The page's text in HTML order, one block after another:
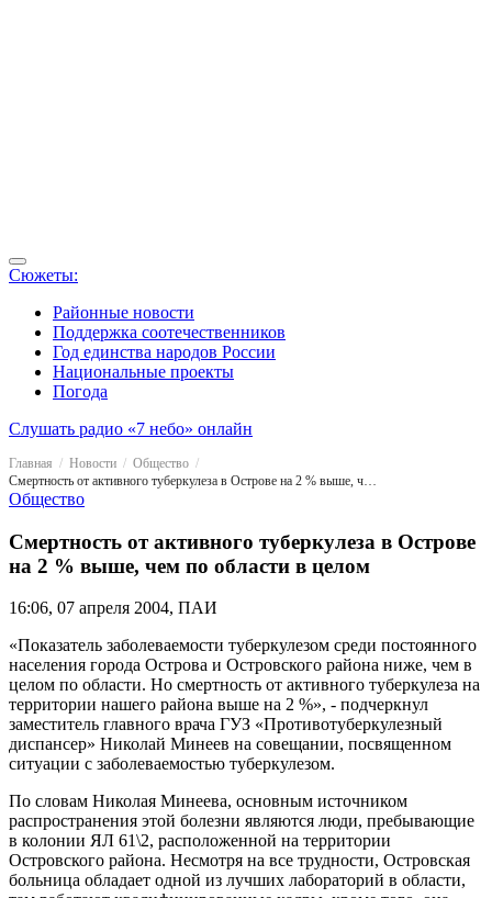
Сюжеты:
Районные новости
Поддержка соотечественников
Год единства народов России
Национальные проекты
Погода
Слушать радио «7 небо» онлайн
Главная Новости
Общество
Смертность от активного туберкулеза в Острове на 2 % выше, чем по области в целом
Общество
Смертность от активного туберкулеза в Острове
на 2 % выше, чем по области в целом
16:06, 07 апреля 2004, ПАИ
«Показатель заболеваемости туберкулезом среди постоянного
населения города Острова и Островского района ниже, чем в
целом по области. Но смертность от активного туберкулеза на
территории нашего района выше на 2 %», - подчеркнул
заместитель главного врача ГУЗ «Противотуберкулезный
диспансер» Николай Минеев на совещании, посвященном
ситуации с заболеваемостью туберкулезом.
По словам Николая Минеева, основным источником
распространения этой болезни являются люди, пребывающие
в колонии ЯЛ 61\2, расположенной на территории
Островского района. Несмотря на все трудности, Островская
больница обладает одной из лучших лабораторий в области,